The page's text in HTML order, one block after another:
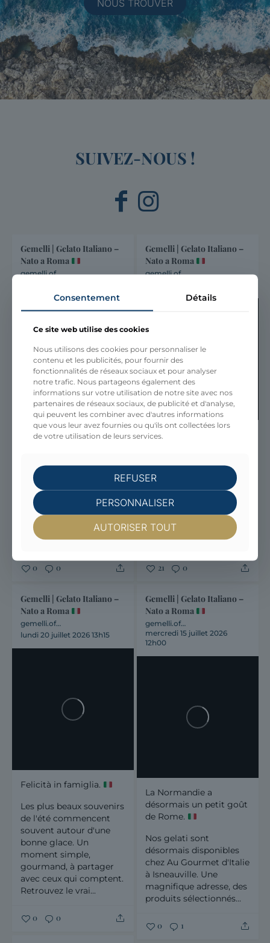
NOUS TROUVER
SUIVEZ-NOUS !
Gemelli | Gelato Italiano –
Nato a Roma
gemelli.officiel
NOCCIOLA DEL
Il y a des parfums qui
traversent les
générations. La Nocciola
en fait partie.
texture fondante, une
intensité remarquable et
toute la finesse de la...
0 0
Gemelli | Gelato Italiano –
Nato a Roma
gemelli.officiel
Gemelli x Châteaux de la
Nous sommes heureux
de renouveler notre
partenariat avec les
**Châteaux de la
Drôme** et d'être
présents dans trois sites
emblématiques de...
21 0
Gemelli | Gelato Italiano –
Nato a Roma
gemelli.officiel
lundi 20 juillet 2026 13h15
Felicità in famiglia.
Les plus beaux souvenirs
de l'été commencent
souvent autour d'une
bonne glace. Un
moment simple,
gourmand, à partager
avec ceux qui comptent.
Retrouvez le vrai...
0 0
Gemelli | Gelato Italiano –
Nato a Roma
gemelli.officiel
mercredi 15 juillet 2026
12h00
La Normandie a
désormais un petit goût
de Rome.
Nos gelati sont
désormais disponibles
chez Au Gourmet d'Italie
à Isneauville. Une
magnifique adresse, des
produits sélectionnés...
0 1
Consentement Détails
Ce site web utilise des cookies
Nous utilisons des cookies pour personnaliser le
contenu et les publicités, pour fournir des
fonctionnalités de réseaux sociaux et pour analyser
notre trafic. Nous partageons également des
informations sur votre utilisation de notre site avec nos
partenaires de réseaux sociaux, de publicité et d'analyse,
qui peuvent les combiner avec d'autres informations
que vous leur avez fournies ou qu'ils ont collectées lors
de votre utilisation de leurs services.
REFUSER
PERSONNALISER
AUTORISER TOUT